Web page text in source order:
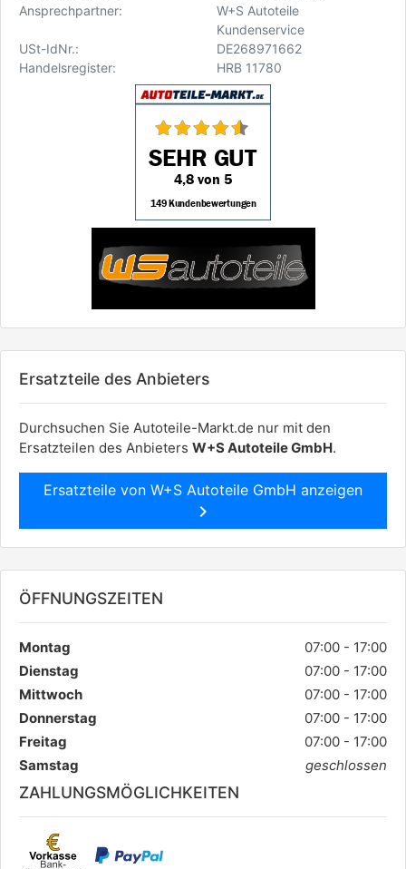
Ansprechpartner:
W+S Autoteile
Kundenservice
USt-IdNr.:
DE268971662
Handelsregister:
HRB 11780
Ersatzteile des Anbieters
Durchsuchen Sie Autoteile-Markt.de nur mit den
Ersatzteilen des Anbieters W+S Autoteile GmbH.
Ersatzteile von W+S Autoteile GmbH anzeigen
chevron_right
ÖFFNUNGSZEITEN
Montag
07:00 - 17:00
Dienstag
07:00 - 17:00
Mittwoch
07:00 - 17:00
Donnerstag
07:00 - 17:00
Freitag
07:00 - 17:00
Samstag
geschlossen
ZAHLUNGSMÖGLICHKEITEN